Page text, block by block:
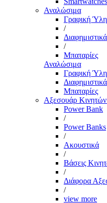
Αναλώσιμα
Γραφική Ύλη
/
/
Μπαταρίες
Αναλώσιμα
Γραφική Ύλη
Μπαταρίες
Αξεσουάρ
Power Bank
/
Power Banks
/
Ακουστικά
/
Βάσεις
/
Διάφορα
/
view more